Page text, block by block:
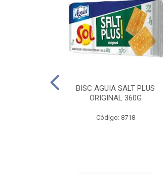
BISC AGUIA SALT PLUS
ORIGINAL 360G
Código: 8718